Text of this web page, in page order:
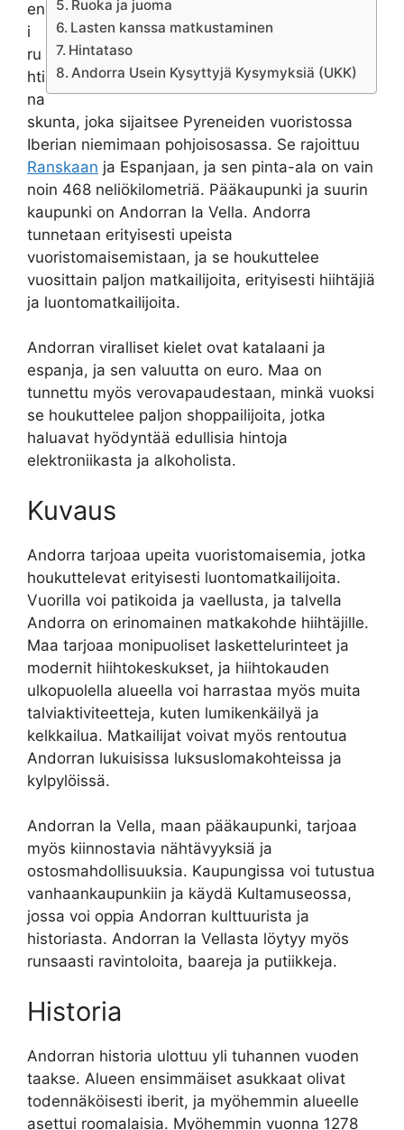
Ruoka ja juoma
Lasten kanssa matkustaminen
Hintataso
Andorra Usein Kysyttyjä Kysymyksiä (UKK)
en
i
ru
hti
na
skunta, joka sijaitsee Pyreneiden vuoristossa
Iberian niemimaan pohjoisosassa. Se rajoittuu
Ranskaan ja Espanjaan, ja sen pinta-ala on vain
noin 468 neliökilometriä. Pääkaupunki ja suurin
kaupunki on Andorran la Vella. Andorra
tunnetaan erityisesti upeista
vuoristomaisemistaan, ja se houkuttelee
vuosittain paljon matkailijoita, erityisesti hiihtäjiä
ja luontomatkailijoita.
Andorran viralliset kielet ovat katalaani ja
espanja, ja sen valuutta on euro. Maa on
tunnettu myös verovapaudestaan, minkä vuoksi
se houkuttelee paljon shoppailijoita, jotka
haluavat hyödyntää edullisia hintoja
elektroniikasta ja alkoholista.
Kuvaus
Andorra tarjoaa upeita vuoristomaisemia, jotka
houkuttelevat erityisesti luontomatkailijoita.
Vuorilla voi patikoida ja vaellusta, ja talvella
Andorra on erinomainen matkakohde hiihtäjille.
Maa tarjoaa monipuoliset laskettelurinteet ja
modernit hiihtokeskukset, ja hiihtokauden
ulkopuolella alueella voi harrastaa myös muita
talviaktiviteetteja, kuten lumikenkäilyä ja
kelkkailua. Matkailijat voivat myös rentoutua
Andorran lukuisissa luksuslomakohteissa ja
kylpylöissä.
Andorran la Vella, maan pääkaupunki, tarjoaa
myös kiinnostavia nähtävyyksiä ja
ostosmahdollisuuksia. Kaupungissa voi tutustua
vanhaankaupunkiin ja käydä Kultamuseossa,
jossa voi oppia Andorran kulttuurista ja
historiasta. Andorran la Vellasta löytyy myös
runsaasti ravintoloita, baareja ja putiikkeja.
Historia
Andorran historia ulottuu yli tuhannen vuoden
taakse. Alueen ensimmäiset asukkaat olivat
todennäköisesti iberit, ja myöhemmin alueelle
asettui roomalaisia. Myöhemmin vuonna 1278